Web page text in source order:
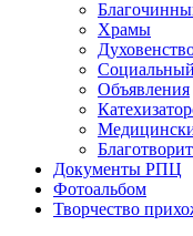
Храмы
Объявления
Документы РПЦ
Фотоальбом
Творчество